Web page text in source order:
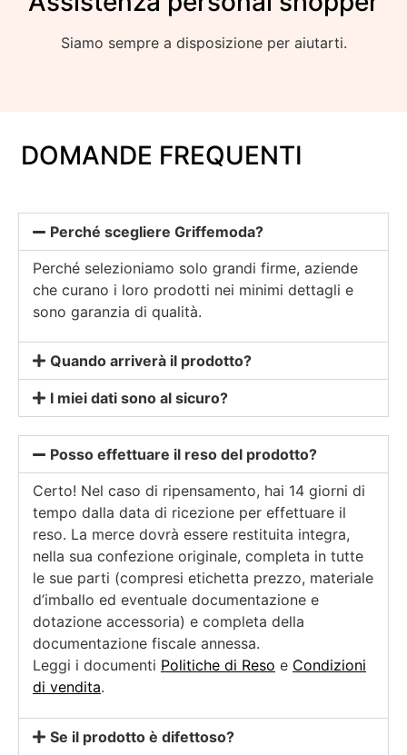
Siamo sempre a disposizione per aiutarti.
DOMANDE FREQUENTI
Perché scegliere Griffemoda?
Perché selezioniamo solo grandi firme, aziende
che curano i loro prodotti nei minimi dettagli e
sono garanzia di qualità.
Quando arriverà il prodotto?
I miei dati sono al sicuro?
Posso effettuare il reso del prodotto?
Certo! Nel caso di ripensamento, hai 14 giorni di
tempo dalla data di ricezione per effettuare il
reso. La merce dovrà essere restituita integra,
nella sua confezione originale, completa in tutte
le sue parti (compresi etichetta prezzo, materiale
d’imballo ed eventuale documentazione e
dotazione accessoria) e completa della
documentazione fiscale annessa.
Leggi i documenti Politiche di Reso e Condizioni
di vendita.
Se il prodotto è difettoso?